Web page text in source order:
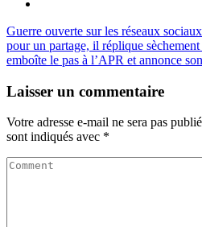
Guerre ouverte sur les réseaux
pour un partage, il réplique sèchement
emboîte le pas à l’APR et annonce
Laisser un commentaire
Votre adresse e-mail ne sera pas
sont indiqués avec *